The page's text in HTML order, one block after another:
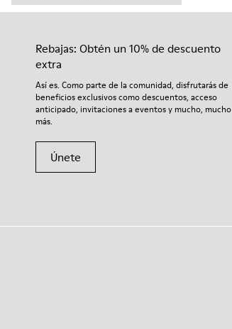
Rebajas: Obtén un 10% de descuento
extra
Así es. Como parte de la comunidad, disfrutarás de
beneficios exclusivos como descuentos, acceso
anticipado, invitaciones a eventos y mucho, mucho
más.
Únete